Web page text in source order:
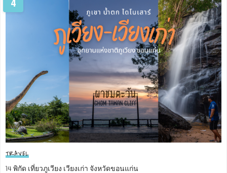
TRAVEL
14 พิกัด เที่ยวภูเวียง เวียงเก่า จังหวัดขอนแก่น